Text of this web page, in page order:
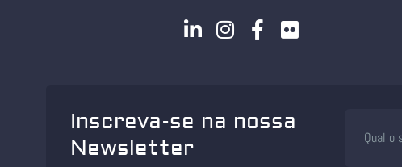
Inscreva-se na nossa
Newsletter